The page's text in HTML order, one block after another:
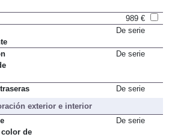
989 €
De serie
De serie
De serie
exterior e interior
de
De serie